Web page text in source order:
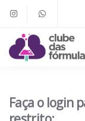
Faça o login